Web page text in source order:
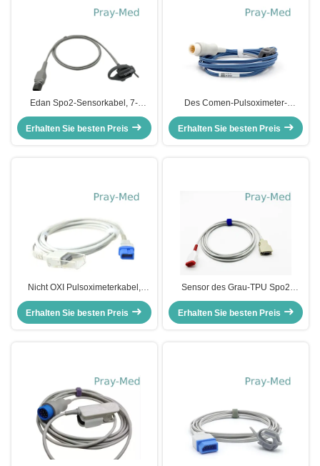
Edan Spo2-Sensorkabel, 7-
poliger D-förmiger Stecker,
Huntsman TPU 5040
Erhalten Sie besten Preis
Des Comen-Pulsoximeter-
Erwachsen-Spo2 Sensor-
Verpackung Sensor-Kabel-des
Neugeboren-Spo2
Erhalten Sie besten Preis
Nicht OXI Pulsoximeterkabel,
Spacelabs Ultraview Spo2 Sensor
Kabel
Erhalten Sie besten Preis
Sensor des Grau-TPU Spo2
verkabeln 12ft 14 Pin Connector
4081
Erhalten Sie besten Preis